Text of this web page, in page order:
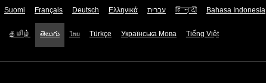
Suomi Français Deutsch Ελληνικά עברית हिन्दी Bahasa Indonesia
தமிழ் తెలుగు ไทย Türkçe Українська Мова Tiếng Việt